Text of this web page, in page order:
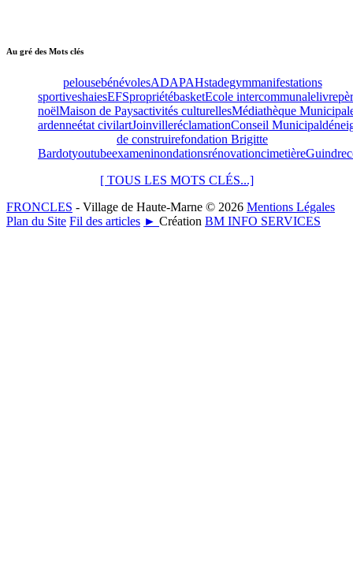
Au gré des Mots clés
pelousebénévolesADAPAHstadegymmanifestations
sportiveshaiesEFSpropriétébasketEcole intercommunalelivre
noëlMaison de Paysactivités culturellesMédiathèque
ardenneétat civilartJoinvilleréclamationConseil Municipal
de construirefondation Brigitte
Bardotyoutubeexameninondationsrénovationcimetière
[ TOUS LES MOTS CLÉS...]
FRONCLES - Village de Haute-Marne © 2026 Mentions Légales
Plan du Site Fil des articles ► Création BM INFO SERVICES